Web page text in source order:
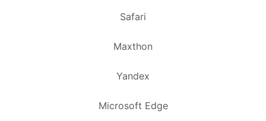
Safari
Maxthon
Yandex
Microsoft Edge